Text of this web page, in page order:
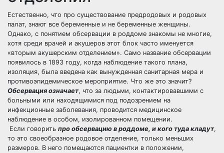
Естественно, что про существование предродовых и родовых
палат, знают все беременные и не беременные женщины.
Однако, с понятием обсервации в роддоме знакомы не многие,
хотя среди врачей и акушеров этот блок часто именуется
«вторым акушерским отделением». Само название обсервации
появилось в 1893 году, когда наблюдение такого плана,
изоляция, была введена как вынужденная санитарная мера и
противоэпидемическое мероприятие. Что же это значит?
Обсервация означает, что за людьми, контактировавшими с
больными или находящимися под подозрением на
инфекционные заболевания, проводится медицинское
наблюдение в особом, изолированном помещении.
Если говорить про обсервацию в роддоме, и кого туда кладут,
то это своеобразное родовое отделение, только меньших
размеров. В него помещаются пациентки в положении,